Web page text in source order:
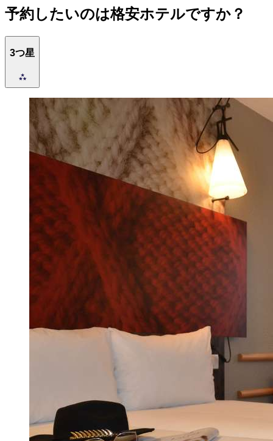
予約したいのは格安ホテルですか？
3つ星